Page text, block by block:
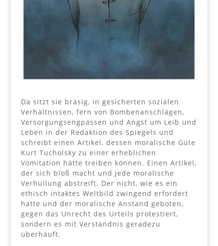
Da sitzt sie bräsig, in gesicherten sozialen
Verhältnissen, fern von Bombenanschlägen,
Versorgungsengpässen und Angst um Leib und
Leben in der Redaktion des Spiegels und
schreibt einen Artikel, dessen moralische Güte
Kurt Tucholsky zu einer erheblichen
Vomitation hätte treiben können. Einen Artikel,
der sich bloß macht und jede moralische
Verhüllung abstreift. Der nicht, wie es ein
ethisch intaktes Weltbild zwingend erfordert
hätte und der moralische Anstand geboten,
gegen das Unrecht des Urteils protestiert,
sondern es mit Verständnis geradezu
überhäuft.